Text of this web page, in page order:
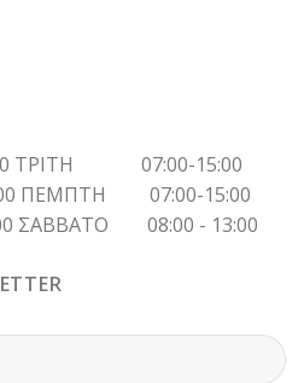
ΤΡΙΤΗ 07:00-15:00
ΠΕΜΠΤΗ 07:00-15:00
ΣΑΒΒΑΤΟ 08:00 - 13:00